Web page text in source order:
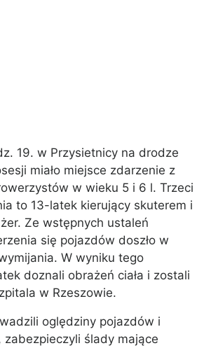
19. w Przysietnicy na drodze
miało miejsce zdarzenie z
w wieku 5 i 6 l. Trzeci
to 13-latek kierujący skuterem i
Ze wstępnych ustaleń
się pojazdów doszło w
W wyniku tego
doznali obrażeń ciała i zostali
w Rzeszowie.
oględziny pojazdów i
zabezpieczyli ślady mające